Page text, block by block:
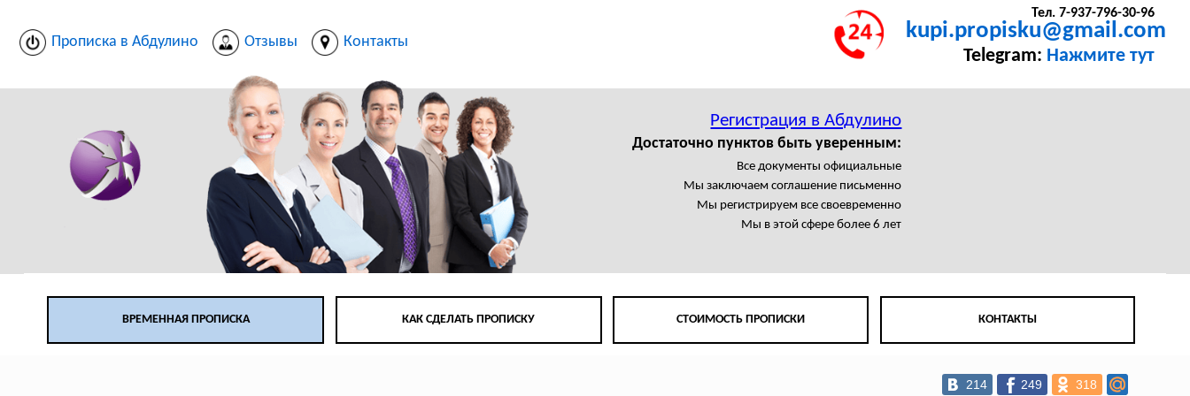
Прописка в Абдулино Отзывы Контакты
Тел. 7-937-796-30-96
kupi.propisku@gmail.com
Telegram: Нажмите тут
Регистрация в Абдулино
Достаточно пунктов быть уверенным:
Все документы официальные
Мы заключаем соглашение письменно
Мы регистрируем все своевременно
Мы в этой сфере более 6 лет
ВРЕМЕННАЯ ПРОПИСКА КАК СДЕЛАТЬ ПРОПИСКУ СТОИМОСТЬ ПРОПИСКИ КОНТАКТЫ
214 249 318